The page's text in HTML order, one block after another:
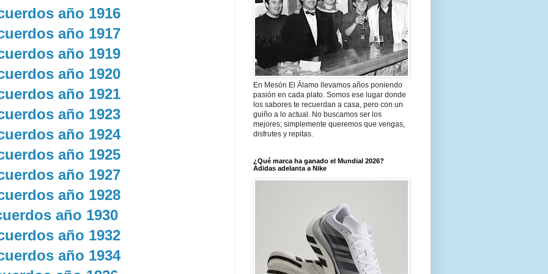
año 1916
año 1917
año 1919
año 1920
año 1921
año 1923
año 1924
año 1925
año 1927
año 1928
año 1930
año 1932
año 1934
En Mesón El Álamo llevamos años poniendo
pasión en cada plato. Somos ese lugar donde
los sabores te recuerdan a casa, pero con un
guiño a lo actual. No buscamos ser los
mejores; simplemente queremos que vengas,
disfrutes y repitas.
¿Qué marca ha ganado el Mundial 2026?
Adidas adelanta a Nike